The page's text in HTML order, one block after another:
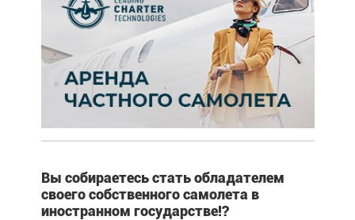
Вы собираетесь стать обладателем
своего собственного самолета в
иностранном государстве!?